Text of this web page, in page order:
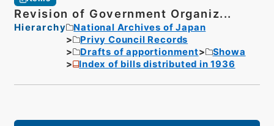
Revision of Government Organiz...
Hierarchy
National Archives of Japan
Privy Council Records
Drafts of apportionment
Showa
Index of bills distributed in 1936